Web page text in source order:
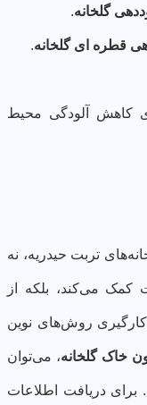
گلخانه.
ای گلخانه.
آلودگی محیط
تربت حیدریه، نه
می‌کند، بلکه از
روش‌های نوین
گلخانه، می‌توان
دریافت اطلاعات